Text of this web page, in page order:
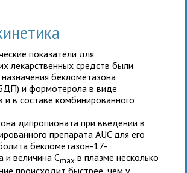
показатели для
лекарственных средств были
беклометазона
и формотерола в виде
и в составе комбинированного
дипропионата при введении в
препарата AUC для его
беклометазон-17-
и величина Cmaxв плазме несколько
происходит быстрее, чем у